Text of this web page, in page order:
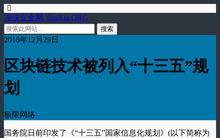
游侠安全网 YouXia.ORG
2016年12月29日
区块链技术被列入“十三五”规
划
极限网络
国务院日前印发了《“十三五”国家信息化规划》 (以下简称为